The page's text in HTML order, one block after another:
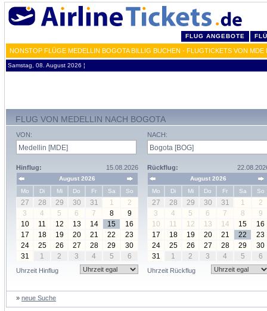
FLUG ANGEBOTE
NONSTOP FLÜGE MEDELLIN BOGOTA BILLIG BUCHEN - FLUGTICKETS VON MDE
Samstag, 08. August 2026 ¦
FLUG VON MEDELLIN NACH BOGOTA
VON:
Hinflug: 15.08.2026
August 2026
Mo
Di Mi Do Fr Sa So
27 28 29 30 31 1
2
3
4 5 6 7 8
9
10
11 12 13 14 15
16
17
18 19 20 21 22
23
24
25 26 27 28 29
30
31
1 2 3 4 5 6
Uhrzeit Hinflug
NACH:
Rückflug:
August 2026
Mo
Di Mi Do Fr Sa So
27 28 29 30 31 1
2
3
4 5 6 7 8
9
10
11 12 13 14 15
16
17
18 19 20 21 22
23
24
25 26 27 28 29
30
31
1 2 3 4 5 6
Uhrzeit Rückflug
» neue Suche